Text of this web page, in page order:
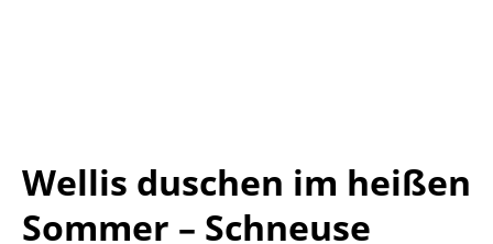
Wellis duschen im heißen
Sommer – Schneuse